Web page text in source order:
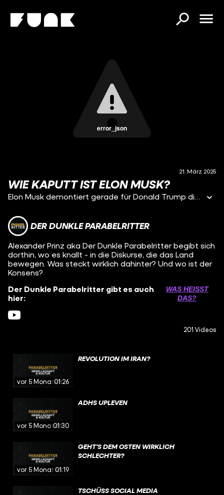
error_json
21. März 2025
WIE KAPUTT IST ELON MUSK?
Elon Musk demontiert gerade für Donald Trump diverse Behörden des amerikanischen Staates. Zudem ist er Tesla Chef, schießt mit Space X Raketen ins All und eigentlich gibt es ja auch noch so Projekte wie Neuralink oder die Boring Company. Eigentlich klingt das nach zu wenig Zeit um Path of Exile zu zocken oder auf Twitter rum zu hängen, geschweige denn es zu leiten. Trotzdem ist Elon Musk dauerpräsent in den Medien und irgendwie werden seine Auftritte immer merkwürdiger. Er springt komisch rum, fordert: ""Legalize Comedy!"", hantiert mit einer Kettensäge, wirkt manchmal wirr oder lost und immer öfter stellt sich die Frage: Ist der gerade auf Drogen? Einige Berichte und ein mehr oder weniger offener Umgang legen nahe: Der reichste Mann der Welt schaut nicht immer ganz nüchtern auf die Welt. Heute geht es darum, wie Silicon Valley CEOs zu Drogen stehen und wie wir an den Punkt gekommen sind, dass wir uns fragen müssen, ob neben Donald Trump auch Ketamin im Weißen Haus Entscheidungen trifft. Vielen Dank fürs Reinschalten und bis zum Nächsten Mal!
DER DUNKLE PARABELRITTER
Alexander Prinz aka Der Dunkle Parabelritter begibt sich
dorthin, wo es knallt - in die Diskurse, die das Land
bewegen. Was steckt wirklich dahinter? Und wo ist der
Konsens?
Der Dunkle Parabelritter gibt es auch
hier:
WAS HEISST D
AS?
201 Videos
vor 5 Monaten01:26
REVOLUTION IM IRAN?
vor 5 Monaten
01:30
ADHS UPLEVEN
vor 5 Monaten01:19
GEHT'S DEM OSTEN WIRKLICH
SCHLECHTER?
TSCHÜSS SOCIAL MEDIA